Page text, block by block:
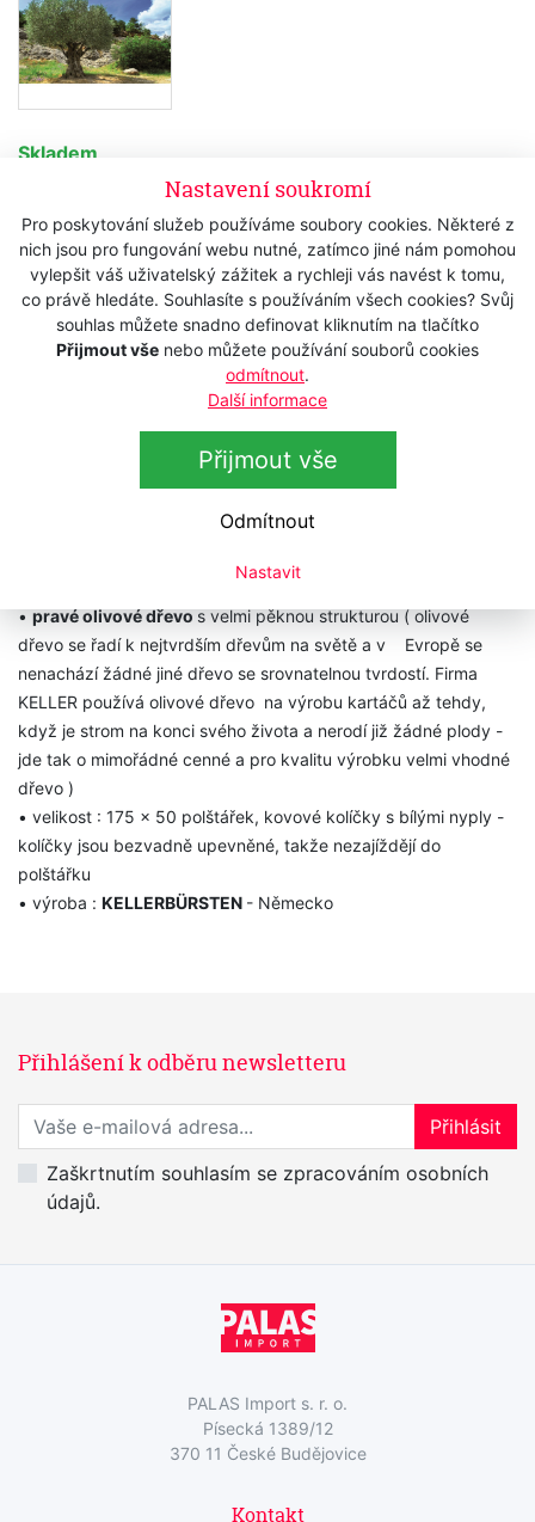
Nastavení soukromí
Pro poskytování služeb používáme soubory cookies. Některé z
nich jsou pro fungování webu nutné, zatímco jiné nám pomohou
vylepšit váš uživatelský zážitek a rychleji vás navést k tomu,
co právě hledáte. Souhlasíte s používáním všech cookies? Svůj
souhlas můžete snadno definovat kliknutím na tlačítko
Přijmout vše nebo můžete používání souborů cookies
odmítnout.
Další informace
Přijmout vše
Odmítnout
Nastavit
Skladem
s DPH
371,90 Kčbez DPH
Koupit
Popis
Technická data
KELLER 128 25 84
•​pravé olivové dřevos velmi pěknou strukturou ( olivové
dřevo se řadí k nejtvrdším dřevům na světě a v Evropě se
nenachází žádné jiné dřevo se srovnatelnou tvrdostí. Firma
KELLER používá olivové dřevo na výrobu kartáčů až tehdy,
když je strom na konci svého života a nerodí již žádné plody -
jde tak o mimořádné cenné a pro kvalitu výrobku velmi vhodné
dřevo )
• velikost : 175 x 50 polštářek, kovové kolíčky s bílými nyply -
kolíčky jsou bezvadně upevněné, takže nezajíždějí do
polštářku
• výroba : KELLERBÜRSTEN - Německo
Přihlášení k odběru newsletteru
Přihlaste se k odběru novinek
Přihlásit
Zaškrtnutím souhlasím se zpracováním osobních
údajů.
PALAS Import s. r. o.
Písecká 1389/12
370 11 České Budějovice
Kontakt